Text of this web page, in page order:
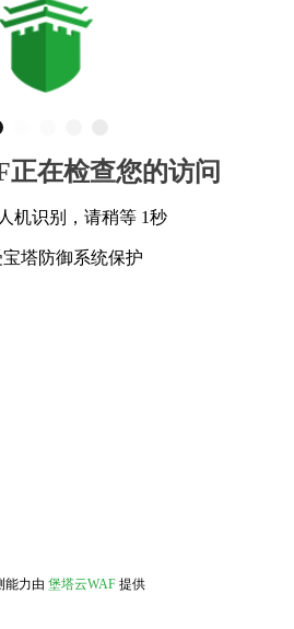
正在检查您的访问
机识别，请稍等 1秒
塔防御系统保护
能力由 堡塔云WAF 提供